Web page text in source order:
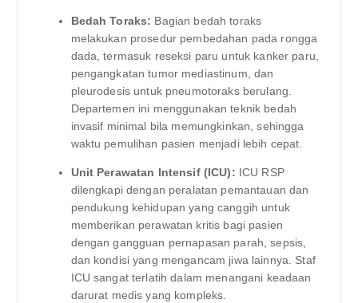
Bedah Toraks: Bagian bedah toraks
melakukan prosedur pembedahan pada rongga
dada, termasuk reseksi paru untuk kanker paru,
pengangkatan tumor mediastinum, dan
pleurodesis untuk pneumotoraks berulang.
Departemen ini menggunakan teknik bedah
invasif minimal bila memungkinkan, sehingga
waktu pemulihan pasien menjadi lebih cepat.
Unit Perawatan Intensif (ICU): ICU RSP
dilengkapi dengan peralatan pemantauan dan
pendukung kehidupan yang canggih untuk
memberikan perawatan kritis bagi pasien
dengan gangguan pernapasan parah, sepsis,
dan kondisi yang mengancam jiwa lainnya. Staf
ICU sangat terlatih dalam menangani keadaan
darurat medis yang kompleks.